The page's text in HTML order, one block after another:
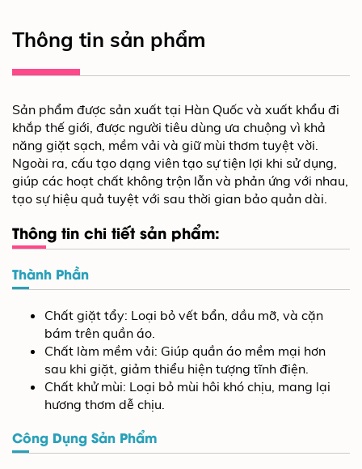
Thông tin sản phẩm
Sản phẩm được sản xuất tại Hàn Quốc và xuất khẩu đi
khắp thế giới, được người tiêu dùng ưa chuộng vì khả
năng giặt sạch, mềm vải và giữ mùi thơm tuyệt vời.
Ngoài ra, cấu tạo dạng viên tạo sự tiện lợi khi sử dụng,
giúp các hoạt chất không trộn lẫn và phản ứng với nhau,
tạo sự hiệu quả tuyệt với sau thời gian bảo quản dài.
Thông tin chi tiết sản phẩm:
Thành Phần
Chất giặt tẩy: Loại bỏ vết bẩn, dầu mỡ, và cặn
bám trên quần áo.
Chất làm mềm vải: Giúp quần áo mềm mại hơn
sau khi giặt, giảm thiểu hiện tượng tĩnh điện.
Chất khử mùi: Loại bỏ mùi hôi khó chịu, mang lại
hương thơm dễ chịu.
Công Dụng Sản Phẩm